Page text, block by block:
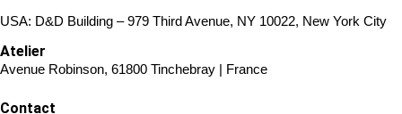
USA: D&D Building – 979 Third Avenue, NY 10022, New York City
Atelier
Avenue Robinson, 61800 Tinchebray | France
Contact